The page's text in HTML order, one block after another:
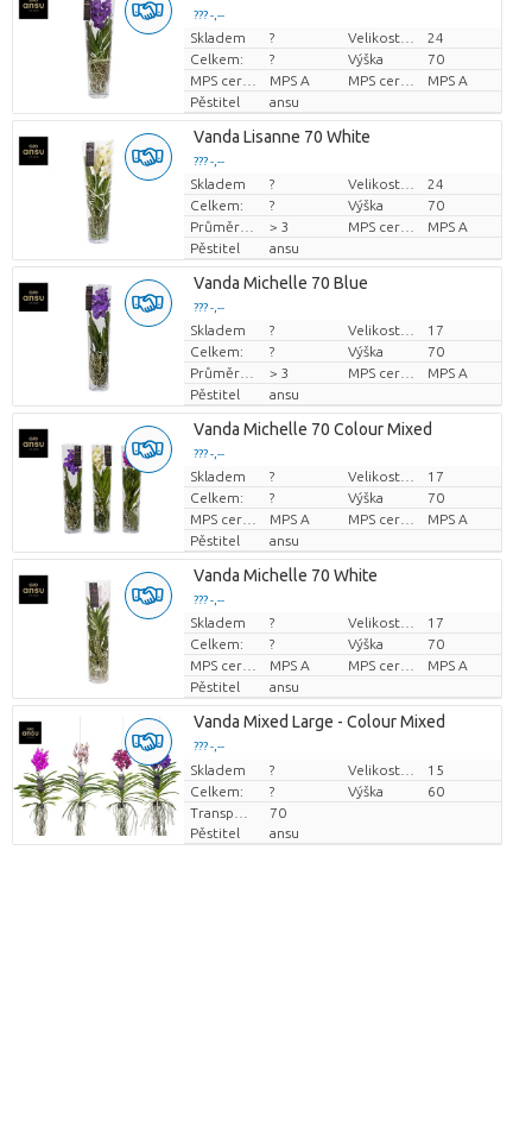
??? -,--
Cena za kus
Skladem ?
24
Celkem:
? Výška
70
MPS certifikace.
MPS A
MPS A
Pěstitel
ansu
Vanda Lisanne 70 White
??? -,--
Cena za kus
Skladem ?
24
Celkem:
? Výška
70
Průměr květu
> 3
MPS A
Pěstitel
ansu
Vanda Michelle 70 Blue
??? -,--
Cena za kus
Skladem ?
17
Celkem:
? Výška
70
Průměr květu
> 3
MPS A
Pěstitel
ansu
Vanda Michelle 70 Colour Mixed
??? -,--
Cena za kus
Skladem ?
17
Celkem:
? Výška
70
MPS certifikace.
MPS A
MPS A
Pěstitel
ansu
Vanda Michelle 70 White
??? -,--
Cena za kus
Skladem ?
17
Celkem:
? Výška
70
MPS certifikace.
MPS A
MPS A
Pěstitel
ansu
Vanda Mixed Large - Colour Mixed
??? -,--
Cena za kus
Skladem ?
15
Celkem:
? Výška
60
70
Pěstitel
ansu